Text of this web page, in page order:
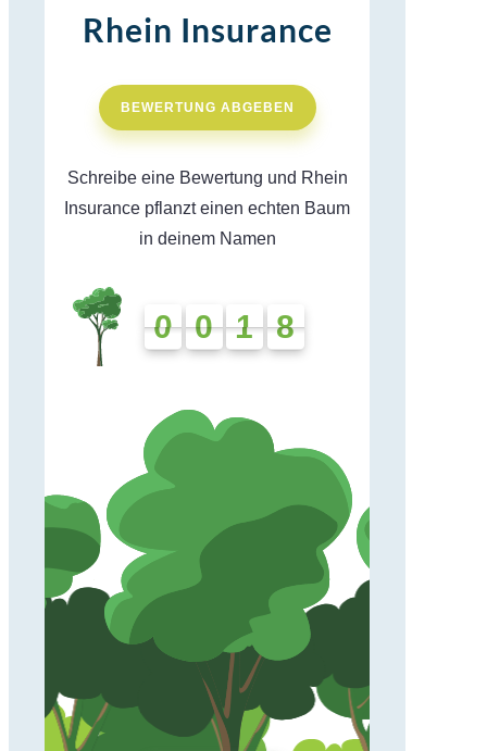
Rhein Insurance
BEWERTUNG ABGEBEN
Schreibe eine Bewertung und Rhein
Insurance pflanzt einen echten Baum
in deinem Namen
0
0 0
0 1
0
1 8
7
8